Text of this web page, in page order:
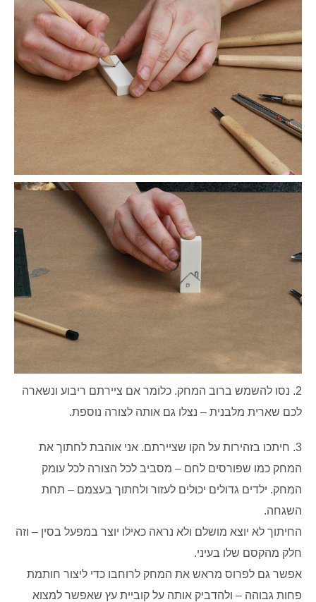
2. נסו להשמש ברוב המחק. כלומר אם ציירתם ריבוע ונשארה
לכם שארית מלבנית – נצלו גם אותה לצורה נוספת.
3. חיתכו בזהירות על הקו שציירתם. אני אוהבת לחתוך את
המחק כמו שפורסים לחם – מסביב לכל הצורה לכל עומק
המחק. ילדים גדולים יכולים לעזור ולחתוך בעצמם – תחת
השגחה.
החיתוך לא יוצא מושלם ולא נראה כאילו יוצר במפעל בסין – וזה
חלק מהקסם שלו בעיני.
אפשר גם לפרוס מראש את המחק לרוחבו כדי ליצור חותמת
פחות גבוהה – ולהדביק אותה על קוביית עץ שאפשר למצוא